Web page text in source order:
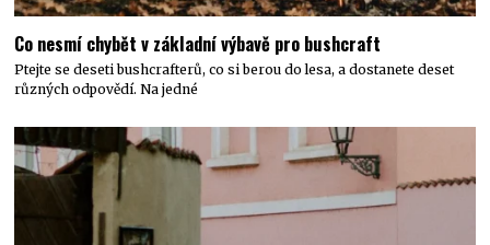
Co nesmí chybět v základní výbavě pro bushcraft
Ptejte se deseti bushcrafterů, co si berou do lesa, a dostanete deset
různých odpovědí. Na jedné